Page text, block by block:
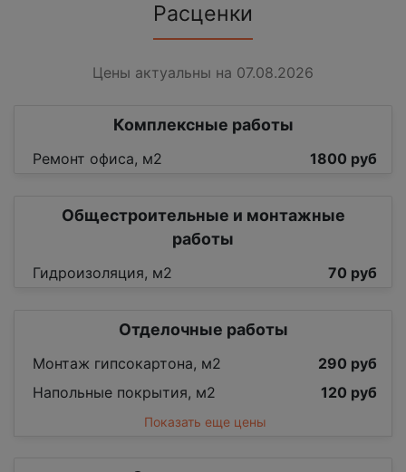
Расценки
Цены актуальны на 07.08.2026
Комплексные работы
Ремонт офиса, м2 1800 руб
Общестроительные и монтажные
работы
Гидроизоляция, м2 70 руб
Отделочные работы
Монтаж гипсокартона, м2
290 руб
Напольные покрытия, м2
120 руб
Показать еще цены